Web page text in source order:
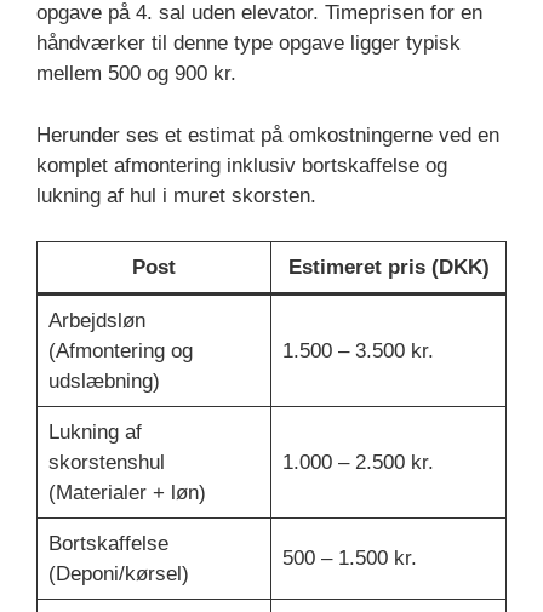
opgave på 4. sal uden elevator. Timeprisen for en
håndværker til denne type opgave ligger typisk
mellem 500 og 900 kr.
Herunder ses et estimat på omkostningerne ved en
komplet afmontering inklusiv bortskaffelse og
lukning af hul i muret skorsten.
Post Estimeret pris (DKK)
Arbejdsløn
(Afmontering og
udslæbning)
1.500 – 3.500 kr.
Lukning af
skorstenshul
(Materialer + løn)
1.000 – 2.500 kr.
Bortskaffelse
(Deponi/kørsel)
500 – 1.500 kr.